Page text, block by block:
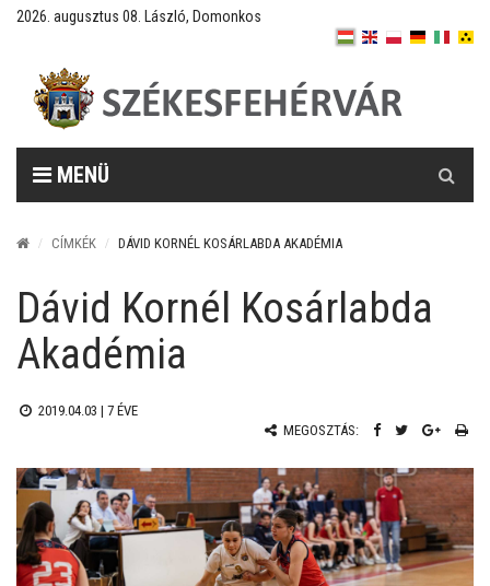
2026. augusztus 08. László, Domonkos
MENÜ
CÍMKÉK DÁVID KORNÉL KOSÁRLABDA AKADÉMIA
Dávid Kornél Kosárlabda
Akadémia
2019.04.03 | 7 ÉVE
MEGOSZTÁS: